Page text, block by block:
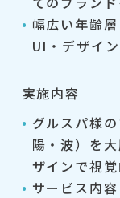
幅広い年齢
UI・デザイ
実施内容
グルスパ様
陽・波）を
ザインで視
サービス内